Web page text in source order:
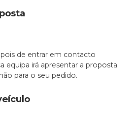
de entrar em contacto
equipa irá apresentar a proposta
para o seu pedido.